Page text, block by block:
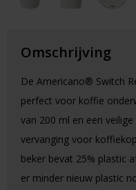
Omschrijving
De Americano® Switch
perfect voor koffie
van 200 ml en een
vervanging voor
beker bevat 25% plastic
er minder nieuw plastic